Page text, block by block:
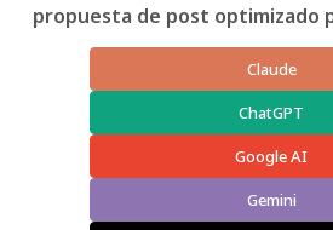
propuesta de post optimizado
Claude
ChatGPT
Google AI
Gemini